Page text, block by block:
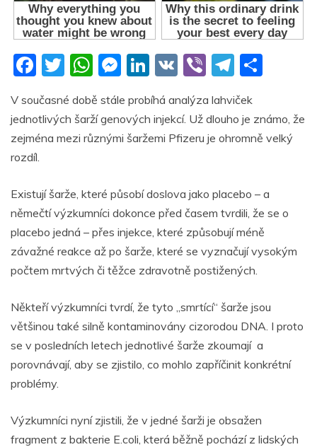
F
a
c
e
b
o
k
T
w
itt
er
W
h
at
s
p
M
ss
e
er
Li
n
k
e
V
Vi
er
T
el
e
gr
ar
e
V současné době stále probíhá analýza lahviček
jednotlivých šarží genových injekcí. Už dlouho je známo, že
zejména mezi různými šaržemi Pfizeru je ohromně velký
rozdíl.
Existují šarže, které působí doslova jako placebo – a
němečtí výzkumníci dokonce před časem tvrdili, že se o
placebo jedná – přes injekce, které způsobují méně
závažné reakce až po šarže, které se vyznačují vysokým
počtem mrtvých či těžce zdravotně postižených.
Někteří výzkumníci tvrdí, že tyto „smrtící“ šarže jsou
většinou také silně kontaminovány cizorodou DNA. I proto
se v posledních letech jednotlivé šarže zkoumají a
porovnávají, aby se zjistilo, co mohlo zapříčinit konkrétní
problémy.
Výzkumníci nyní zjistili, že v jedné šarži je obsažen
fragment z bakterie E.coli, která běžně pochází z lidských